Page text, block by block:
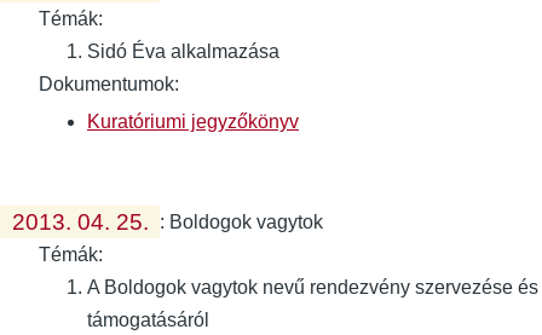
Témák:
Sidó Éva alkalmazása
Dokumentumok:
Kuratóriumi jegyzőkönyv
2013. 04. 25. : Boldogok vagytok
Témák:
A Boldogok vagytok nevű rendezvény szervezése és
támogatásáról